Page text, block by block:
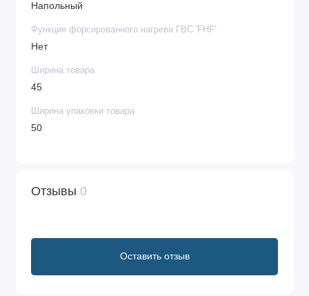
Напольный
Функция форсированного нагрева ГВС 'FHF'
Нет
Ширина товара
45
Ширина упаковки товара
50
Отзывы 0
Оставить отзыв